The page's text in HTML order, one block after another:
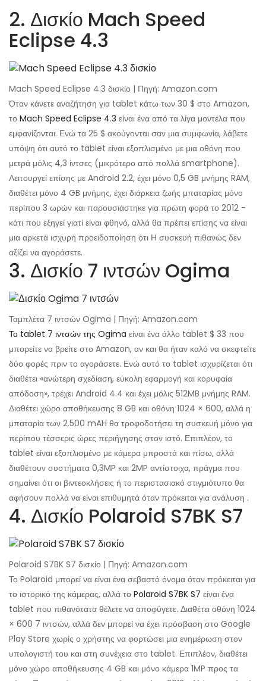
2. Δισκίο Mach Speed ​​
Eclipse 4.3
Mach Speed ​​Eclipse 4.3 δισκίο | Πηγή: Amazon.com
Όταν κάνετε αναζήτηση για tablet κάτω των 30 $ στο Amazon,
το Mach Speed ​​Eclipse 4.3 είναι ένα από τα λίγα μοντέλα που
εμφανίζονται. Ενώ τα 25 $ ακούγονται σαν μια συμφωνία, λάβετε
υπόψη ότι αυτό το tablet είναι εξοπλισμένο με μια οθόνη που
μετρά μόλις 4,3 ίντσες (μικρότερο από πολλά smartphone).
Λειτουργεί επίσης με Android 2.2, έχει μόνο 0,5 GB μνήμης RAM,
διαθέτει μόνο 4 GB μνήμης, έχει διάρκεια ζωής μπαταρίας μόνο
περίπου 3 ωρών και παρουσιάστηκε για πρώτη φορά το 2012 -
κάτι που εξηγεί γιατί είναι φθηνό, αλλά θα πρέπει επίσης να είναι
μια αρκετά ισχυρή προειδοποίηση ότι Η συσκευή πιθανώς δεν
αξίζει να αγοράσετε.
3. Δισκίο 7 ιντσών Ogima
Ταμπλέτα 7 ιντσών Ogima | Πηγή: Amazon.com
Το tablet 7 ιντσών της Ogima είναι ένα άλλο tablet $ 33 που
μπορείτε να βρείτε στο Amazon, αν και θα ήταν καλό να σκεφτείτε
δύο φορές πριν το αγοράσετε. Ενώ αυτό το tablet ισχυρίζεται ότι
διαθέτει «ανώτερη σχεδίαση, εύκολη εφαρμογή και κορυφαία
απόδοση», τρέχει Android 4.4 και έχει μόλις 512MB μνήμης RAM.
Διαθέτει χώρο αποθήκευσης 8 GB και οθόνη 1024 × 600, αλλά η
μπαταρία των 2.500 mAH θα τροφοδοτήσει τη συσκευή μόνο για
περίπου τέσσερις ώρες περιήγησης στον ιστό. Επιπλέον, το
tablet είναι εξοπλισμένο με κάμερα μπροστά και πίσω, αλλά
διαθέτουν συστήματα 0,3MP και 2MP αντίστοιχα, πράγμα που
σημαίνει ότι οι βιντεοκλήσεις ή το περιστασιακό στιγμιότυπο θα
αφήσουν πολλά να είναι επιθυμητά όταν πρόκειται για ανάλυση .
4. Δισκίο Polaroid S7BK S7
Polaroid S7BK S7 δισκίο | Πηγή: Amazon.com
Το Polaroid μπορεί να είναι ένα σεβαστό όνομα όταν πρόκειται για
το ιστορικό της κάμερας, αλλά το Polaroid S7BK S7 είναι ένα
tablet που πιθανότατα θέλετε να αποφύγετε. Διαθέτει οθόνη 1024
× 600 7 ιντσών, αλλά δεν μπορεί να έχει πρόσβαση στο Google
Play Store χωρίς ο χρήστης να φορτώσει μια ενημέρωση στον
υπολογιστή του και στη συνέχεια στο tablet. Επιπλέον, διαθέτει
μόνο χώρο αποθήκευσης 4 GB και μόνο κάμερα 1MP προς τα